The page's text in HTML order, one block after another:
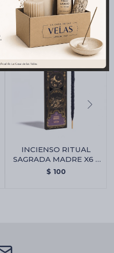
pueden interesar
INCIENSO RITUAL
SAGRADA MADRE X6 -
Abundancia
$ 100